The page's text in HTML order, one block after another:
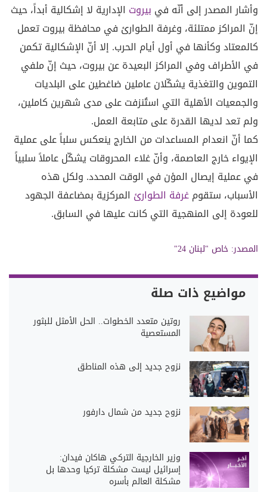
وأشار المصدر إلى أنّه في بيروت الإدارية لا إشكالية أبداً، حيث
إنّ المراكز ممتلئة، وغرفة الطوارئ في محافظة بيروت تعمل
كالمعتاد وكأنها في أول أيام الحرب. إلا أنّ الإشكالية تكمن
في الأطراف وفي المراكز البعيدة عن بيروت، حيث إنّ ملفي
التموين والتغذية يشكّلان عاملين ضاغطين على البلديات
والجمعيات الأهلية التي استُنزفت على مدى شهرين كاملين،
ولم تعد لديها القدرة على متابعة العمل.
كما أنّ انعدام المساعدات من الخارج ينعكس سلباً على عملية
الإيواء خارج العاصمة، وأنّ غلاء المحروقات يشكّل عاملاً سلبياً
في عملية إيصال المؤن في الوقت المحدد. ولكل هذه
الأسباب، ستقومغرفة الطوارئ المركزية بمضاعفة الجهود
للعودة إلى المنهجية التي كانت عليها في السابق.
المصدر: خاص "لبنان 24"
مواضيع ذات صلة
روتين متعدد الخطوات.. الحل الأمثل للبثور
المستعصية
نزوح جديد إلى هذه المناطق
نزوح جديد من شمال دارفور
وزير الخارجية التركي هاكان فيدان:
إسرائيل ليست مشكلة تركيا وحدها بل
مشكلة العالم بأسره